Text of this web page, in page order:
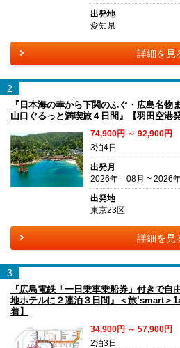
出発地
愛知県
詳細を見
2
『日本海の幸から下関のふぐ・広島名
山口ぐるっと満喫旅４日間』【羽田空港発
74,900円 ～ 92,900円
3泊4日
出発月
2026年 08月 ~ 2026
出発地
東京23区
詳細を見
3
『広島電鉄「一日乗車乗船券」付きで
地ホテルに２連泊３日間』＜旅’smart＞
着】
34,900円 ～ 57,900円
2泊3日